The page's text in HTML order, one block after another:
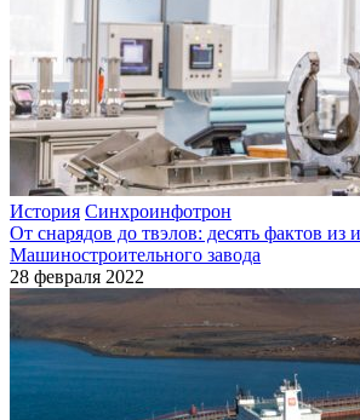
История Синхроинфотрон
От снарядов до твэлов: десять фактов из
Машиностроительного завода
28 февраля 2022